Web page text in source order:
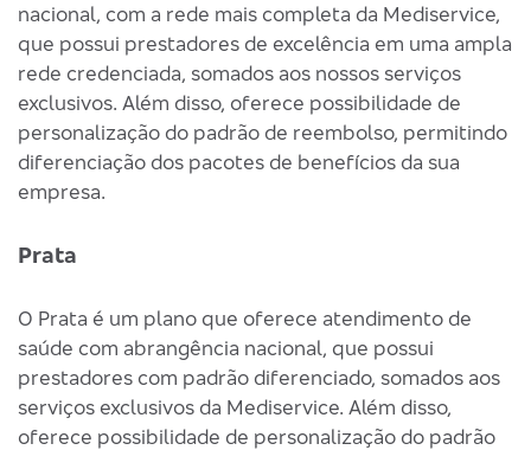
nacional, com a rede mais completa da Mediservice,
que possui prestadores de excelência em uma ampla
rede credenciada, somados aos nossos serviços
exclusivos. Além disso, oferece possibilidade de
personalização do padrão de reembolso, permitindo
diferenciação dos pacotes de benefícios da sua
empresa.
Prata
O Prata é um plano que oferece atendimento de
saúde com abrangência nacional, que possui
prestadores com padrão diferenciado, somados aos
serviços exclusivos da Mediservice. Além disso,
oferece possibilidade de personalização do padrão